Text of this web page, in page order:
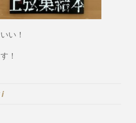
い！
！